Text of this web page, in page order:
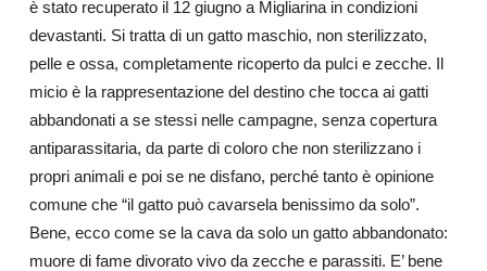
è stato recuperato il 12 giugno a Migliarina in condizioni
devastanti. Si tratta di un gatto maschio, non sterilizzato,
pelle e ossa, completamente ricoperto da pulci e zecche. Il
micio è la rappresentazione del destino che tocca ai gatti
abbandonati a se stessi nelle campagne, senza copertura
antiparassitaria, da parte di coloro che non sterilizzano i
propri animali e poi se ne disfano, perché tanto è opinione
comune che “il gatto può cavarsela benissimo da solo”.
Bene, ecco come se la cava da solo un gatto abbandonato:
muore di fame divorato vivo da zecche e parassiti. E’ bene